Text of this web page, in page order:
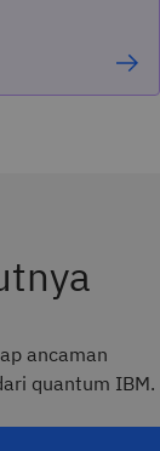
ancaman
quantum IBM.